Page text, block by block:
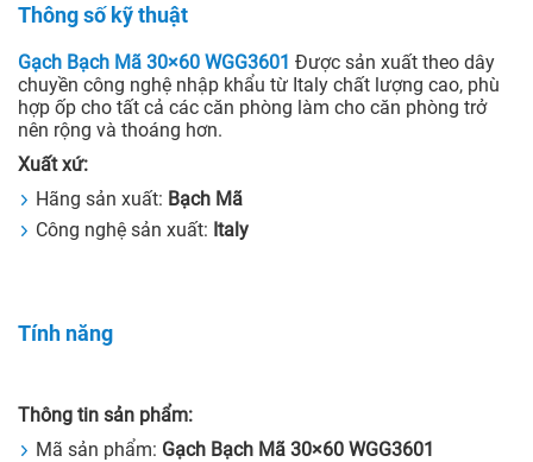
Thông số kỹ thuật
Gạch Bạch Mã 30×60 WGG3601 Được sản xuất theo dây
chuyền công nghệ nhập khẩu từ Italy chất lượng cao, phù
hợp ốp cho tất cả các căn phòng làm cho căn phòng trở
nên rộng và thoáng hơn.
Xuất xứ:
Hãng sản xuất: Bạch Mã
Công nghệ sản xuất: Italy
Tính năng
Thông tin sản phẩm:
Mã sản phẩm: Gạch Bạch Mã 30×60 WGG3601